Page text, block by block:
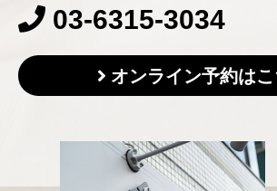
03-6315-3034
オンライン予約はこ